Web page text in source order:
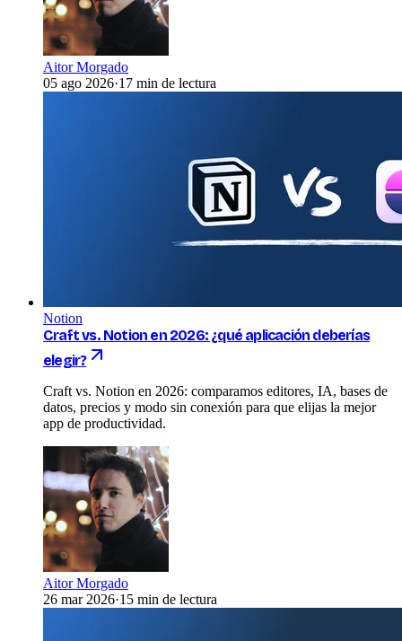
Aitor Morgado
05 ago 2026·17 min de lectura
Notion
Craft vs. Notion en 2026: ¿qué aplicación deberías
elegir?
Craft vs. Notion en 2026: comparamos editores, IA, bases de
datos, precios y modo sin conexión para que elijas la mejor
app de productividad.
Aitor Morgado
26 mar 2026·15 min de lectura